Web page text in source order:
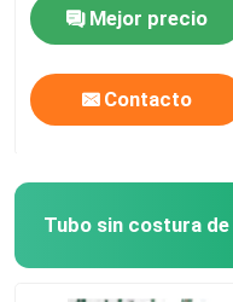
ánguloMejor precio
Contacto
Tubo sin costura